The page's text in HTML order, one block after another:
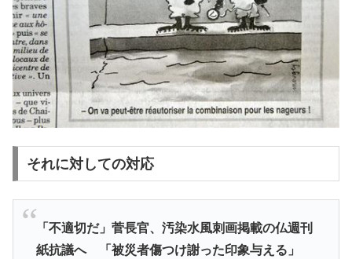
それに対しての対応
「不適切だ」菅長官、汚染水風刺画掲載の仏週刊
紙抗議へ 「被災者傷つけ謝った印象与える」